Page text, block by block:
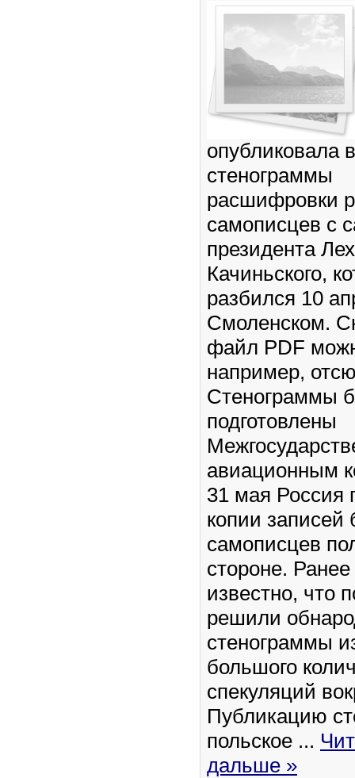
опубликовала
стенограммы
расшифровки
самописцев с
президента
Качиньского,
разбился 10
Смоленском.
файл PDF
например,
Стенограммы
подготовлены
авиационным
31 мая Россия
копии записей
самописцев
стороне.
известно, что
решили
стенограммы
большого
спекуляций
Публикацию
польское ...
дальше »